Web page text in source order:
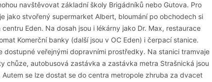
navštěvovat základní školy Brigádníků nebo Gutova. Pro
jako stvořený supermarket Albert, bloumání po obchodech si
Eden. Na dosah jsou i lékárny jako Dr. Max, restaurace
Komerční banky (další jsou v OC Eden) i čerpací stanice.
dostupné veřejnými dopravními prostředky. Na stanici tramvaje
chůze, autobusová zastávka a zastávka metra Strašnická jsou
se lze dostat se do centra metropole zhruba za dvacet